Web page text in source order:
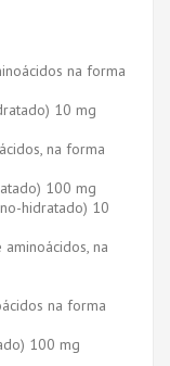
na forma
10 mg
na forma
100 mg
hidratado) 10
na
na forma
100 mg